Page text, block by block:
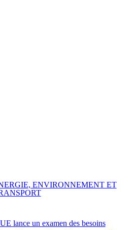
lance un examen des besoins
ENVIRONNEMENT ET